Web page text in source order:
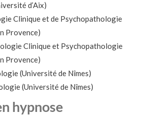
d’Aix)
Clinique et de Psychopathologie
Provence)
Clinique et Psychopathologie
Provence)
(Université de Nîmes)
(Université de Nîmes)
hypnose